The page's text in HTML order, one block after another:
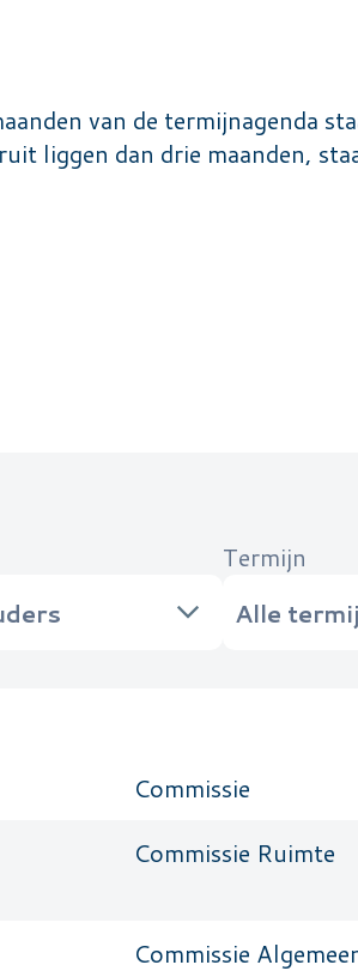
van de termijnagenda
liggen dan drie maanden,
Termijn
Commissie
Commissie Ruimte
Commissie